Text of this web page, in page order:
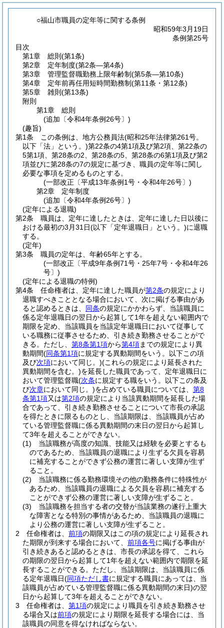
○福山市職員の定年等に関する条例
昭和59年3月19日
条例第25号
目次
第1章
総則 (第1条)
第2章
定年制度(第2条―第4条)
第3章
管理監督職勤務上限年齢制(第5条―第10条)
第4章
定年前再任用短時間勤務制(第11条・第12条)
第5章
雑則 (第13条)
附則
第1章
総則
(追加〔令和4年条例26号〕)
(趣旨)
第1条
この条例は、地方公務員法(昭和25年法律第261号。
以下「法」という。)第22条の4第1項及び第2項、第22条の
5第1項、第28条の2、第28条の5、第28条の6第1項及び第2
項並びに第28条の7の規定に基づき、職員の定年等に関し
必要な事項を定めるものとする。
(一部改正〔平成13年条例1号・令和4年26号〕)
第2章
定年制度
(追加〔令和4年条例26号〕)
(定年による退職)
第2条
職員は、定年に達したときは、定年に達した日以後に
おける最初の3月31日(以下「定年退職日」という。)に退職
する。
(定年)
第3条
職員の定年は、年齢65年とする。
(一部改正〔平成9年条例71号・25年7号・令和4年26
号〕)
(定年による退職の特例)
第4条
任命権者は、定年に達した職員が第2条の規定により
退職すべきこととなる場合において、次に掲げる事由があ
ると認めるときは、 同条の規定にかかわらず、当該職員に
係る定年退職日の翌日から起算して1年を超えない範囲内で
期限を定め、当該職員を当該定年退職日において従事して
いる職務に従事させるため、引き続き勤務させることがで
きる。 ただし、 第8条第1項から第4項までの規定により異
動期間(同条第1項に規定する異動期間をいう。以下この項
及び次項において同じ。)(これらの規定により延長された
異動期間を含む。)を延長した職員であって、定年退職日に
おいて管理監督職(次条に規定する職をいう。以下この条及
び次章において同じ。)を占めている職員については、 第8
条第1項又は第2項の規定により当該異動期間を延長した場
合であって、引き続き勤務させることについて市長の承認
を得たときに限るものとし、当該期限は、当該職員が占め
ている管理監督職に係る異動期間の末日の翌日から起算し
て3年を超えることができない。
(1)
当該職務が高度の知識、技能又は経験を必要とするも
のであるため、当該職員の退職により生ずる欠員を容易
に補充することができず公務の運営に著しい支障が生ず
ること。
(2)
当該職務に係る勤務環境その他の勤務条件に特殊性が
あるため、当該職員の退職による欠員を容易に補充する
ことができず公務の運営に著しい支障が生ずること。
(3)
当該職務を担当する者の交替が当該業務の遂行上重大
な障害となる特別の事情があるため、当該職員の退職に
より公務の運営に著しい支障が生ずること。
2
任命権者は、 前項の期限又はこの項の規定により延長され
た期限が到来する場合において、 前項各号に掲げる事由が
引き続きあると認めるときは、市長の承認を得て、これら
の期限の翌日から起算して1年を超えない範囲内で期限を延
長することができる。 ただし、当該期限は、当該職員に係
る定年退職日(同項ただし書に規定する職員にあっては、当
該職員が占めている管理監督職に係る異動期間の末日)の翌
日から起算して3年を超えることができない。
3
任命権者は、 第1項の規定により職員を引き続き勤務させ
る場合又は前項の規定により期限を延長する場合には、当
該職員の同意を得なければならない。